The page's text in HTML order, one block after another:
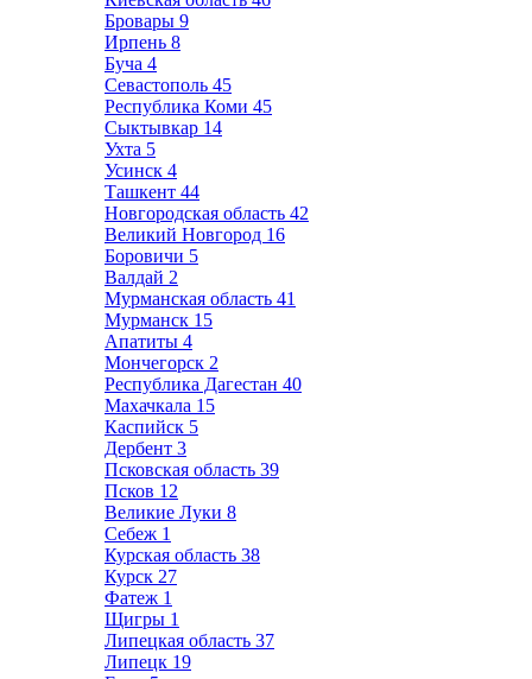
Бровары 9
Ирпень 8
Буча 4
Севастополь 45
Республика Коми 45
Сыктывкар 14
Ухта 5
Усинск 4
Ташкент 44
Новгородская область 42
Великий Новгород 16
Боровичи 5
Валдай 2
Мурманская область 41
Мурманск 15
Апатиты 4
Мончегорск 2
Республика Дагестан 40
Махачкала 15
Каспийск 5
Дербент 3
Псковская область 39
Псков 12
Великие Луки 8
Себеж 1
Курская область 38
Курск 27
Фатеж 1
Щигры 1
Липецкая область 37
Липецк 19